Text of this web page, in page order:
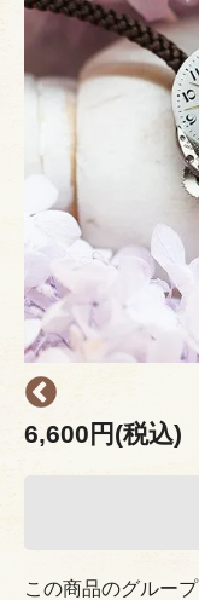
6,600円(税込)
この商品のグループ